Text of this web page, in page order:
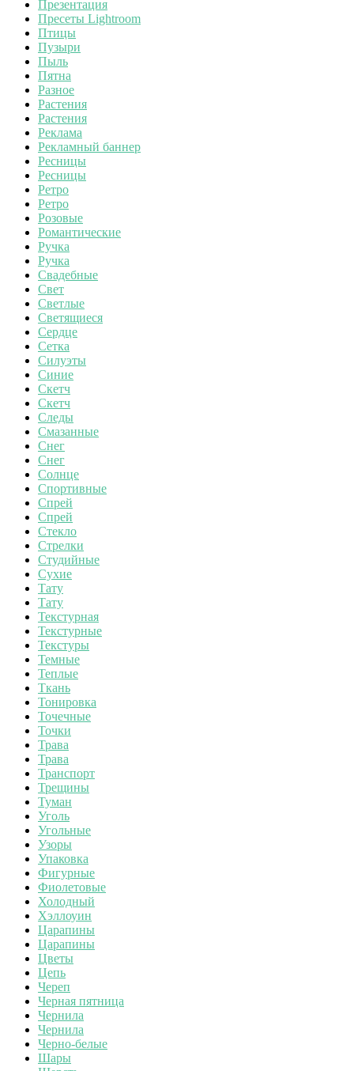
Презентация
Пресеты Lightroom
Птицы
Пузыри
Пыль
Пятна
Разное
Растения
Растения
Реклама
Рекламный баннер
Ресницы
Ресницы
Ретро
Ретро
Розовые
Романтические
Ручка
Ручка
Свадебные
Свет
Светлые
Светящиеся
Сердце
Сетка
Силуэты
Синие
Скетч
Скетч
Следы
Смазанные
Снег
Снег
Солнце
Спортивные
Спрей
Спрей
Стекло
Стрелки
Студийные
Сухие
Тату
Тату
Текстурная
Текстурные
Текстуры
Темные
Теплые
Ткань
Тонировка
Точечные
Точки
Трава
Трава
Транспорт
Трещины
Туман
Уголь
Угольные
Узоры
Упаковка
Фигурные
Фиолетовые
Холодный
Хэллоуин
Царапины
Царапины
Цветы
Цепь
Череп
Черная пятница
Чернила
Чернила
Черно-белые
Шары